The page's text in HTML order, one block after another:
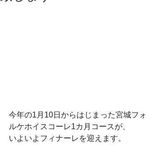
今年の1月10日からはじまった宮城フォ
ルケホイスコーレ1カ月コースが、
いよいよフィナーレを迎えます。